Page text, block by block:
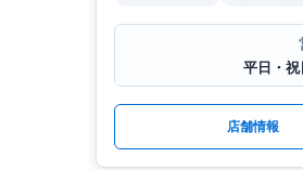
平日・
店舗情報